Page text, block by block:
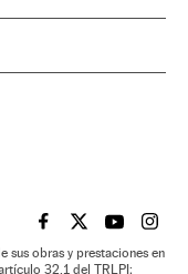
EL PAÍS BRASIL EN
EL PAÍSEL PAÍS
EL
sus obras y prestaciones en
32.1 del TRLPI;